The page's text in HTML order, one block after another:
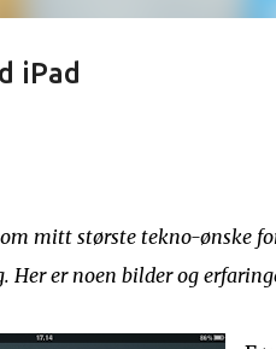
iPad
mitt største tekno-ønske
Her er noen bilder og